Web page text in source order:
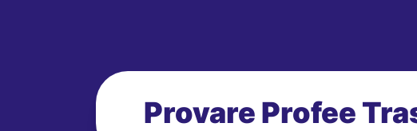
Provare Profee